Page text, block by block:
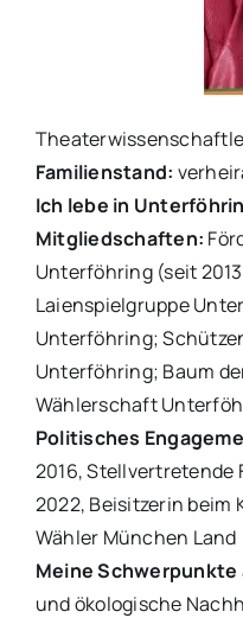
Familienstand:
Ich lebe in
Mitgliedschaften:
Unterföhring (seit
Laienspielgruppe
Unterföhring;
Unterföhring; Baum
Wählerschaft
Politisches
2016,
2022, Beisitzerin beim
Wähler München Land
Meine Schwerpunkte
und ökologische